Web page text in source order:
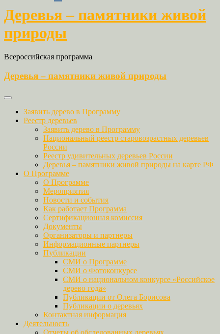
Деревья – памятники живой
природы
Всероссийская программа
Деревья – памятники живой природы
Заявить дерево в Программу
Реестр деревьев
Заявить дерево в Программу
Национальный реестр старовозрастных деревьев
России
Реестр удивительных деревьев России
Деревья – памятники живой природы на карте РФ
О Программе
О Программе
Мероприятия
Новости и события
Как работает Программа
Сертификационная комиссия
Документы
Организаторы и партнеры
Информационные партнеры
Публикации
СМИ о Программе
СМИ о Фотоконкурсе
СМИ о национальном конкурсе «Российское
дерево года»
Публикации от Олега Борисова
Публикации о деревьях
Контактная информация
Деятельность
Отчеты об обследованных деревьях